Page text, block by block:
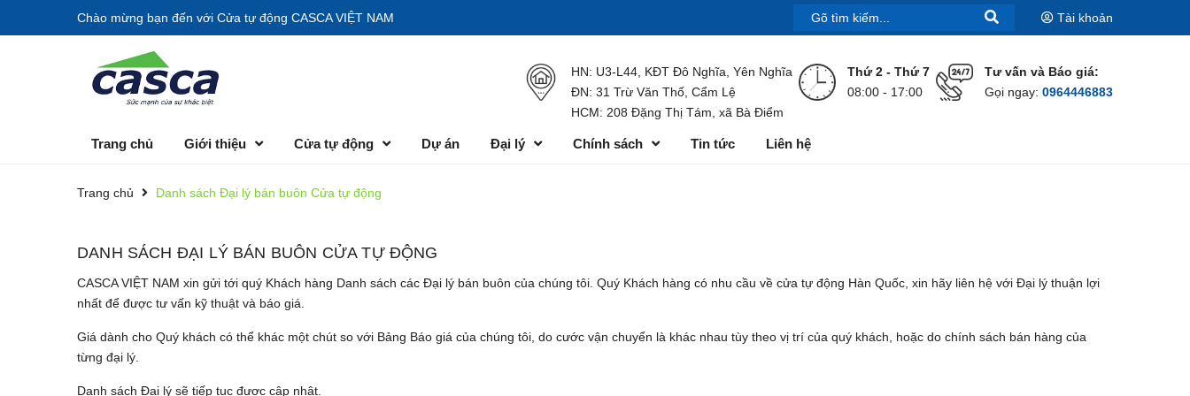
Chào mừng bạn đến với Cửa tự động CASCA VIỆT NAM Tài khoản
Tư vấn và Báo giá:
Gọi ngay: 0964446883
Thứ 2 - Thứ 7
08:00 - 17:00
HN: U3-L44, KĐT Đô Nghĩa, Yên Nghĩa
ĐN: 31 Trừ Văn Thố, Cẩm Lệ
HCM: 208 Đặng Thị Tám, xã Bà Điểm
Trang chủ Giới thiệu Cửa tự động Dự án Đại lý Chính sách Tin tức Liên hệ
Trang chủ Danh sách Đại lý bán buôn Cửa tự động
DANH SÁCH ĐẠI LÝ BÁN BUÔN CỬA TỰ ĐỘNG
CASCA VIỆT NAM xin gửi tới quý Khách hàng Danh sách các Đại lý bán buôn của chúng tôi. Quý Khách hàng có nhu cầu về cửa tự động Hàn Quốc, xin hãy liên hệ với Đại lý thuận lợi
nhất để được tư vấn kỹ thuật và báo giá.
Giá dành cho Quý khách có thể khác một chút so với Bảng Báo giá của chúng tôi, do cước vận chuyển là khác nhau tùy theo vị trí của quý khách, hoặc do chính sách bán hàng của
từng đại lý.
Danh sách Đại lý sẽ tiếp tục được cập nhật.